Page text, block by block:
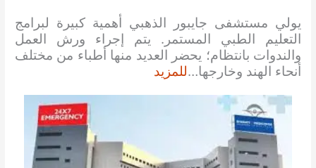
يولي مستشفى جايبور الذهبي أهمية كبيرة لبرامج
التعليم الطبي المستمر. يتم إجراء ورش العمل
والندوات بانتظام؛ يحضر العديد منها أطباء من مختلف
أنحاء الهند وخارجها…للمزيد